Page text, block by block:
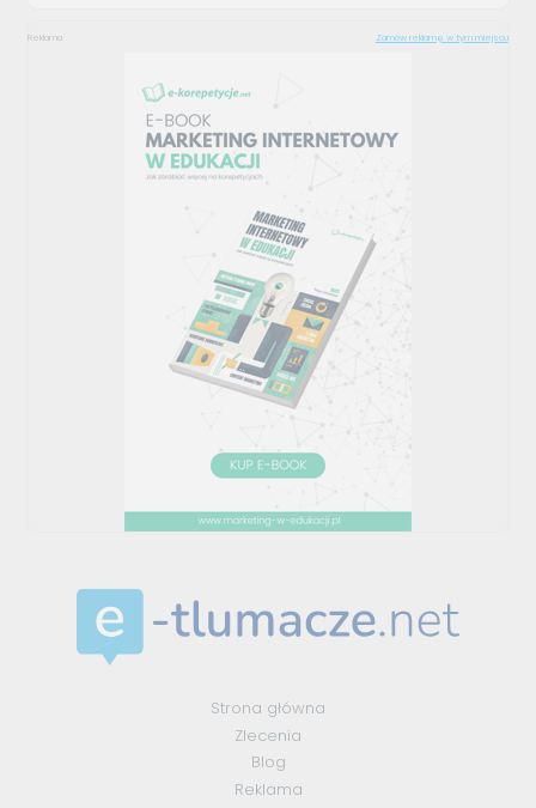
Reklama Zamów reklamę w tym miejscu
Strona główna
Zlecenia
Blog
Reklama